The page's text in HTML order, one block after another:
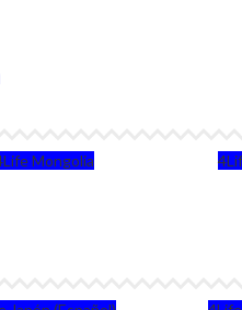
Mongolia